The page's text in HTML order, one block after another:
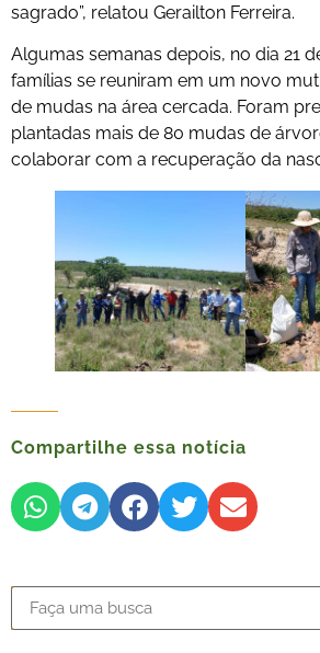
sagrado”, relatou Gerailton Ferreira.
Algumas semanas depois, no dia 21
famílias se reuniram em um novo
de mudas na área cercada. Foram
plantadas mais de 80 mudas de
colaborar com a recuperação da
Compartilhe essa notícia